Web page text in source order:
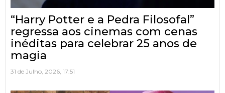
“Harry Potter e a Pedra Filosofal”
regressa aos cinemas com cenas
inéditas para celebrar 25 anos de
magia
31 de Julho, 2026, 17:51